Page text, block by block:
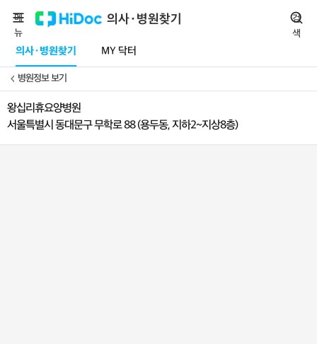
의사·병원찾기
의사·병원찾기 MY 닥터
메
뉴
검
색
병원정보 보기
왕십리휴요양병원
서울특별시 동대문구 무학로 88 (용두동, 지하2~지상8층)